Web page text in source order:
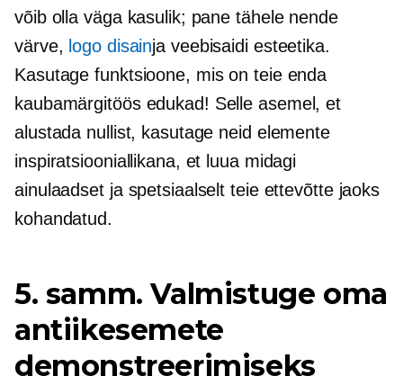
võib olla väga kasulik; pane tähele nende
värve, logo disainja veebisaidi esteetika.
Kasutage funktsioone, mis on teie enda
kaubamärgitöös edukad! Selle asemel, et
alustada nullist, kasutage neid elemente
inspiratsiooniallikana, et luua midagi
ainulaadset ja spetsiaalselt teie ettevõtte jaoks
kohandatud.
5. samm. Valmistuge oma
antiikesemete
demonstreerimiseks